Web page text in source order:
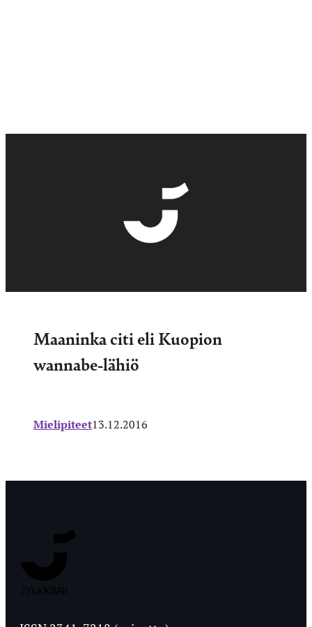
Maaninka citi eli Kuopion
wannabe-lähiö
Mielipiteet13.12.2016
Ylioppilaslehti